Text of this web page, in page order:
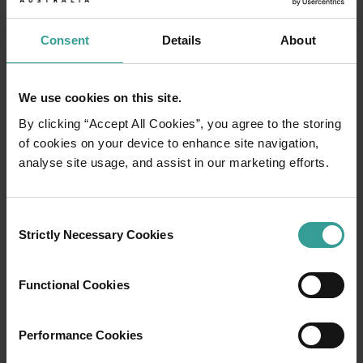
Consent Details About
We use cookies on this site.
By clicking “Accept All Cookies”, you agree to the storing
of cookies on your device to enhance site navigation,
analyse site usage, and assist in our marketing efforts.
Selection
Strictly Necessary Cookies
Functional Cookies
Performance Cookies
<p>Siap untuk mengeksplorasi? Bacalah berbagai
Perencana perjalanan
Dari destinasi ikonik dan perjalanan darat yang tak terlupakan
MULAILAH MERENCANAKAN